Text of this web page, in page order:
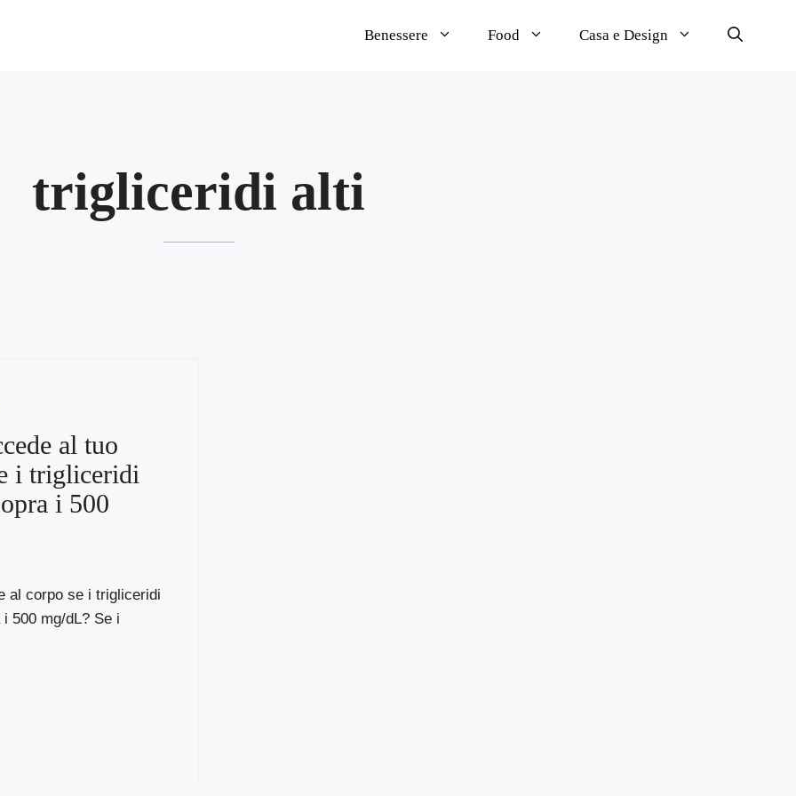
Benessere Food Casa e Design
trigliceridi alti
al tuo
i trigliceridi
i 500
al corpo se i trigliceridi
500 mg/dL? Se i